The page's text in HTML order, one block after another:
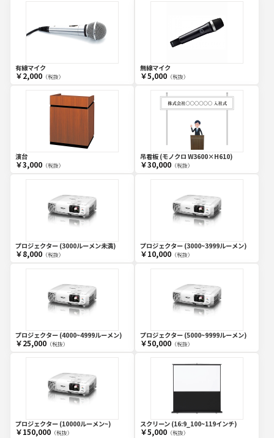
有線マイク
￥2,000（税抜）
無線マイク
￥5,000（税抜）
演台
￥3,000（税抜）
吊看板 (モノクロ W3600×H610)
￥30,000（税抜）
プロジェクター (3000ルーメン未満)
￥8,000（税抜）
プロジェクター (3000~3999ルーメン)
￥10,000（税抜）
プロジェクター (4000~4999ルーメン)
￥25,000（税抜）
プロジェクター (5000~9999ルーメン)
￥50,000（税抜）
プロジェクター (10000ルーメン~)
￥150,000（税抜）
スクリーン (16:9_100~119インチ)
￥5,000（税抜）